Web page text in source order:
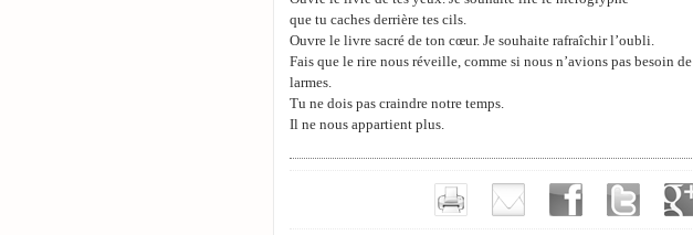
que tu caches derrière tes cils.
Ouvre le livre sacré de ton cœur. Je souhaite rafraîchir l’oubli.
Fais que le rire nous réveille, comme si nous n’avions pas besoin de
larmes.
Tu ne dois pas craindre notre temps.
Il ne nous appartient plus.